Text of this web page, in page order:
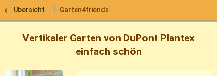
Übersicht Garten4friends
Vertikaler Garten von DuPont Plantex
einfach schön